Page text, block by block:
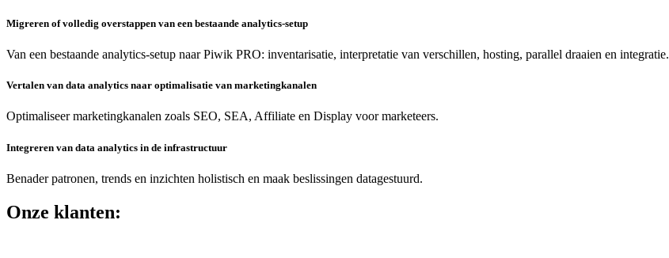
Migreren of volledig overstappen van een bestaande analytics-setup
Van een bestaande analytics-setup naar Piwik PRO: inventarisatie, interpretatie van verschillen, hosting, parallel draaien en integratie.
Vertalen van data analytics naar optimalisatie van marketingkanalen
Optimaliseer marketingkanalen zoals SEO, SEA, Affiliate en Display voor marketeers.
Integreren van data analytics in de infrastructuur
Benader patronen, trends en inzichten holistisch en maak beslissingen datagestuurd.
Onze klanten: